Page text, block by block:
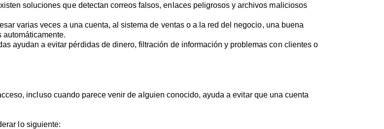
soluciones que detectan correos falsos, enlaces peligrosos y archivos maliciosos
varias veces a una cuenta, al sistema de ventas o a la red del negocio, una buena
ayudan a evitar pérdidas de dinero, filtración de información y problemas con clientes o
incluso cuando parece venir de alguien conocido, ayuda a evitar que una cuenta
lo siguiente: